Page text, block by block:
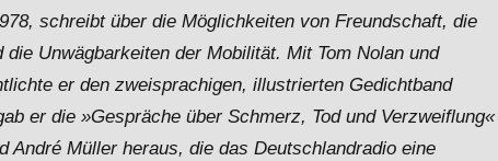
schreibt über die Möglichkeiten von Freundschaft, die
Unwägbarkeiten der Mobilität. Mit Tom Nolan und
er den zweisprachigen, illustrierten Gedichtband
er die »Gespräche über Schmerz, Tod und Verzweiflung«
André Müller heraus, die das Deutschlandradio eine